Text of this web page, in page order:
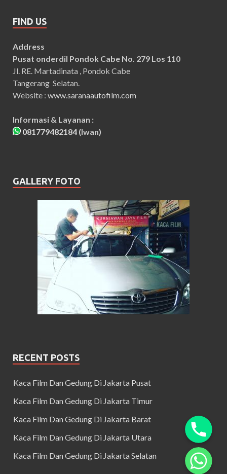
FIND US
Address
Pusat onderdil Pondok Cabe No. 279 Los 110
Jl. RE. Martadinata , Pondok Cabe
Tangerang Selatan.
Website : www.saranaautofilm.com
Informasi & Layanan :
081779482184 (Iwan)
GALLERY FOTO
RECENT POSTS
Kaca Film Dan Gedung Di Jakarta Pusat
Kaca Film Dan Gedung Di Jakarta Timur
Kaca Film Dan Gedung Di Jakarta Barat
Kaca Film Dan Gedung Di Jakarta Utara
Kaca Film Dan Gedung Di Jakarta Selatan